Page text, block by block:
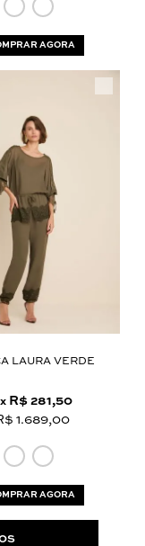
AGORA
LAURA VERDE
x R$ 281,50
1.689,00
AGORA